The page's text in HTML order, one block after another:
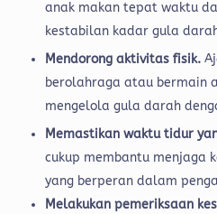
anak makan tepat waktu
kestabilan kadar gula
Mendorong aktivitas fisik.
berolahraga atau bermain
mengelola gula darah
Memastikan waktu tidur
cukup membantu menjaga
yang berperan dalam
Melakukan pemeriksaan